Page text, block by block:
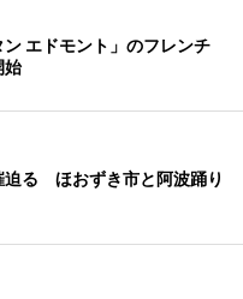
ン エドモント」のフレンチ
始
迫る ほおずき市と阿波踊り